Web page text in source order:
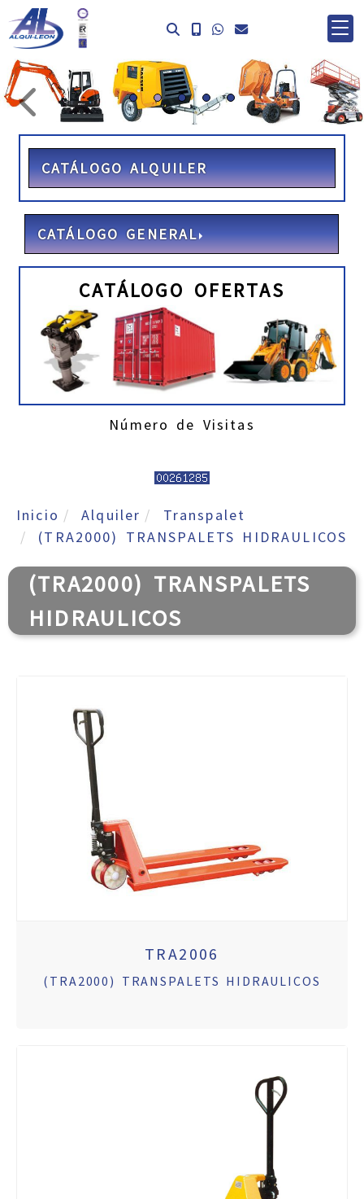
prev
CATÁLOGO ALQUILER
CATÁLOGO GENERAL
CATÁLOGO OFERTAS
Número de Visitas
Inicio Alquiler
Transpalet
(TRA2000) TRANSPALETS HIDRAULICOS
(TRA2000) TRANSPALETS
HIDRAULICOS
TRA2006
(TRA2000) TRANSPALETS HIDRAULICOS